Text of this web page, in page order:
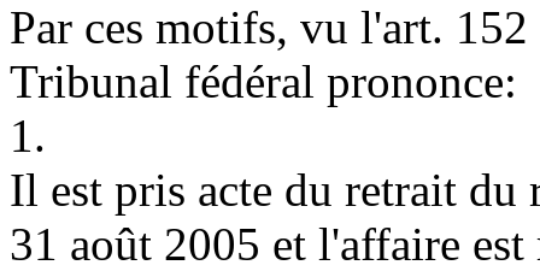
Par ces motifs, vu l'art.
Tribunal fédéral prononce:
1.
Il est pris acte du retrait
31 août 2005 et l'affaire est